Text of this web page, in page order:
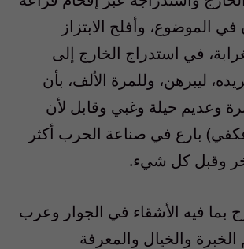
في الموضوع، وأفلح الابتزاز
في استدراج الخارج إلى
ليبرهن، وللمرة الألف، بأن
وعديم حيلة وغبي وقابل لأن
بارع في صناعة الحرب أكثر
وقبل كل شيء.
بما فيه الأشقاء في الجوار وعرب
والخيال والمعرفة